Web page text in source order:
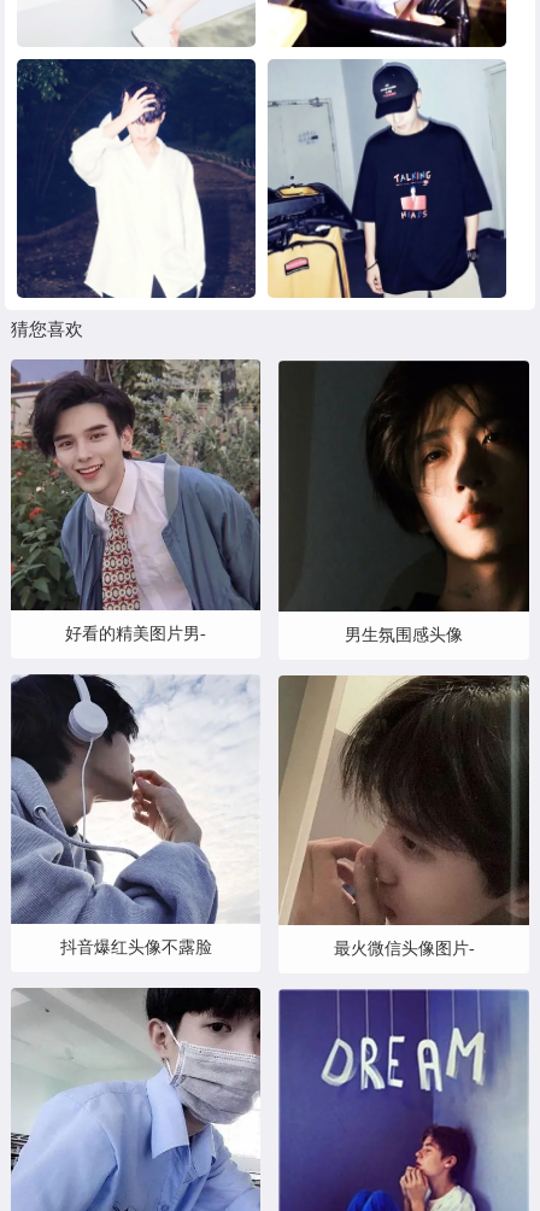
猜您喜欢
好看的精美图片男-
抖音爆红头像不露脸
男生氛围感头像
最火微信头像图片-